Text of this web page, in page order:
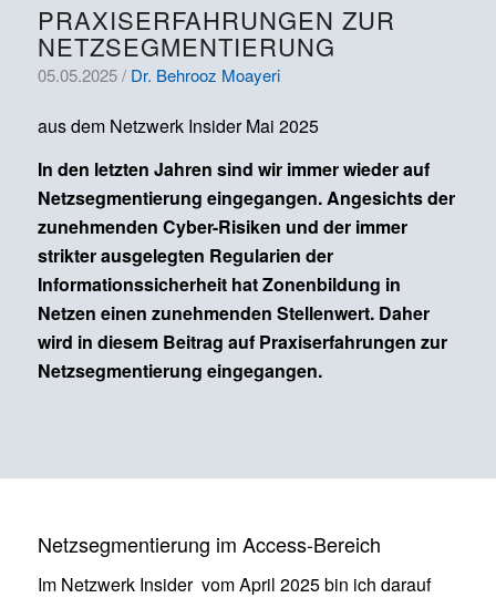
PRAXISERFAHRUNGEN ZUR
NETZSEGMENTIERUNG
05.05.2025 / Dr. Behrooz Moayeri
aus dem Netzwerk Insider Mai 2025
In den letzten Jahren sind wir immer wieder auf
Netzsegmentierung eingegangen. Angesichts der
zunehmenden Cyber-Risiken und der immer
strikter ausgelegten Regularien der
Informationssicherheit hat Zonenbildung in
Netzen einen zunehmenden Stellenwert. Daher
wird in diesem Beitrag auf Praxiserfahrungen zur
Netzsegmentierung eingegangen.
Netzsegmentierung im Access-Bereich
Im Netzwerk Insider vom April 2025 bin ich darauf